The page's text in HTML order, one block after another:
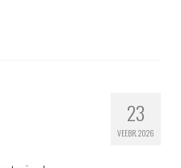
23
VEEBR. 2026